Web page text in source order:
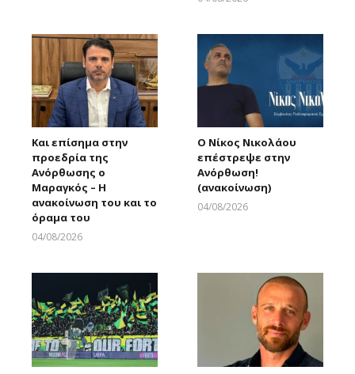
Και επίσημα στην
προεδρία της
Ανόρθωσης ο
Μαραγκός – Η
ανακοίνωση του και το
όραμα του
04/08/2026
Ο Νίκος Νικολάου
επέστρεψε στην
Ανόρθωση!
(ανακοίνωση)
04/08/2026